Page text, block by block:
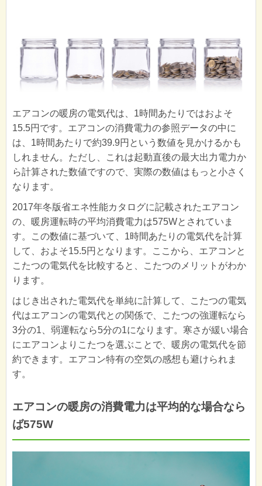
エアコンの暖房の電気代は、1時間あたりではおよそ
15.5円です。エアコンの消費電力の参照データの中に
は、1時間あたりで約39.9円という数値を見かけるかも
しれません。ただし、これは起動直後の最大出力電力か
ら計算された数値ですので、実際の数値はもっと小さく
なります。
2017年冬版省エネ性能カタログに記載されたエアコン
の、暖房運転時の平均消費電力は575Wとされていま
す。この数値に基づいて、1時間あたりの電気代を計算
して、およそ15.5円となります。ここから、エアコンと
こたつの電気代を比較すると、こたつのメリットがわか
ります。
はじき出された電気代を単純に計算して、こたつの電気
代はエアコンの電気代との関係で、こたつの強運転なら
3分の1、弱運転なら5分の1になります。寒さが緩い場合
にエアコンよりこたつを選ぶことで、暖房の電気代を節
約できます。エアコン特有の空気の感想も避けられま
す。
エアコンの暖房の消費電力は平均的な場合なら
ば575W